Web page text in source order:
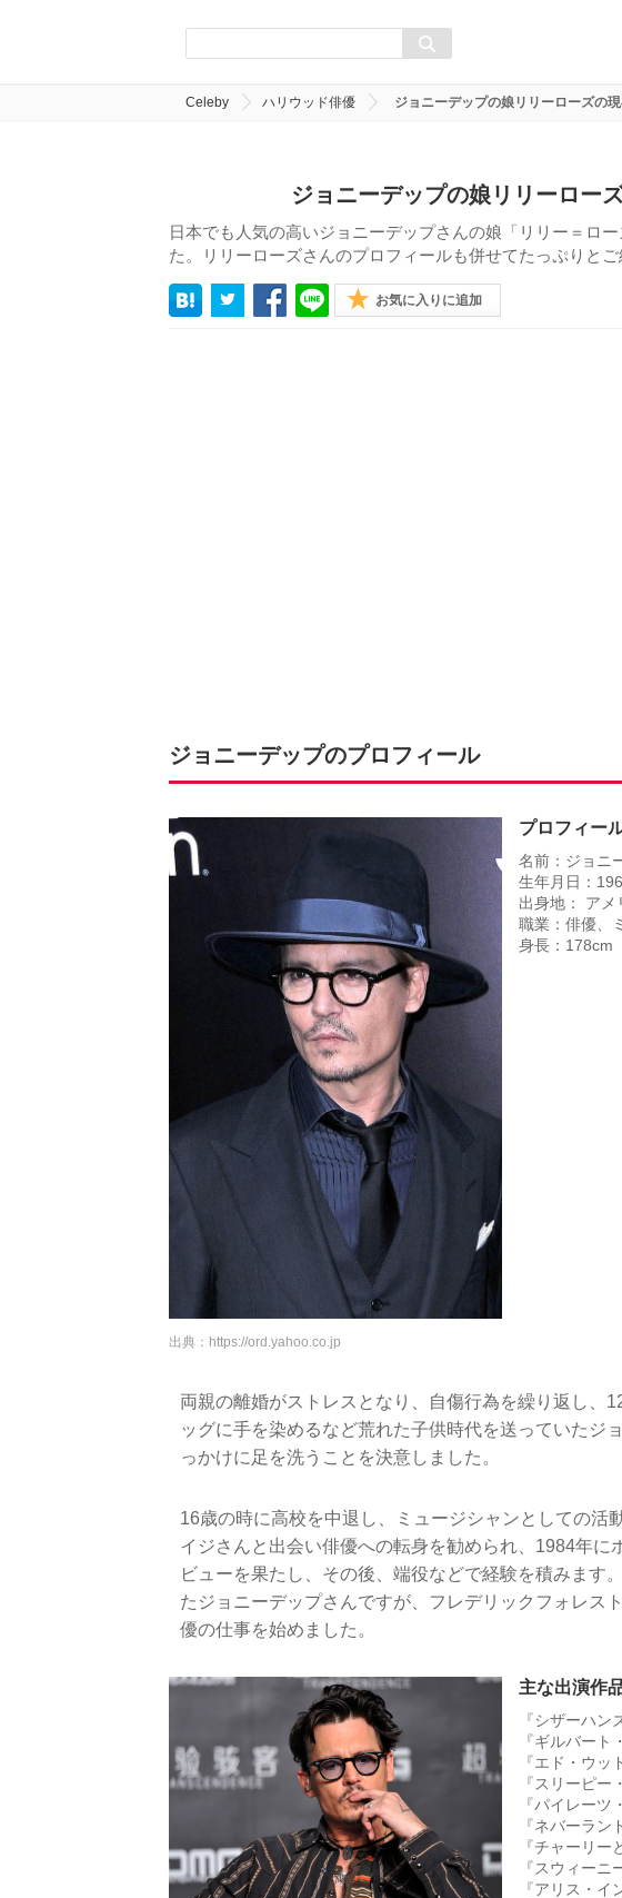
Celeby ハリウッド俳優 ジョニーデップの娘リリーローズの
ジョニーデップの娘リリーロー
日本でも人気の高いジョニーデップさんの娘「リリー＝ロ
た。リリーローズさんのプロフィールも併せてたっぷりとご
お気に入りに追加
ジョニーデップのプロフィール
プロフィー
名前：ジョニ
生年月日：
出身地： アメ
職業：俳優、
身長：178cm
出典： https://ord.yahoo.co.jp
両親の離婚がストレスとなり、自傷行為を繰り返し、
ッグに手を染めるなど荒れた子供時代を送っていたジ
っかけに足を洗うことを決意しました。
16歳の時に高校を中退し、ミュージシャンとしての活
イジさんと出会い俳優への転身を勧められ、1984年に
ビューを果たし、その後、端役などで経験を積みます
たジョニーデップさんですが、フレデリックフォレス
優の仕事を始めました。
主な出演作
『シザーハン
『ギルバート
『エド・ウッ
『スリーピー
『パイレー
『ネバーラン
『チャーリー
『スウィーニ
『アリス・